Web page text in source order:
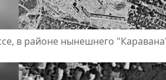
в районе нынешнего